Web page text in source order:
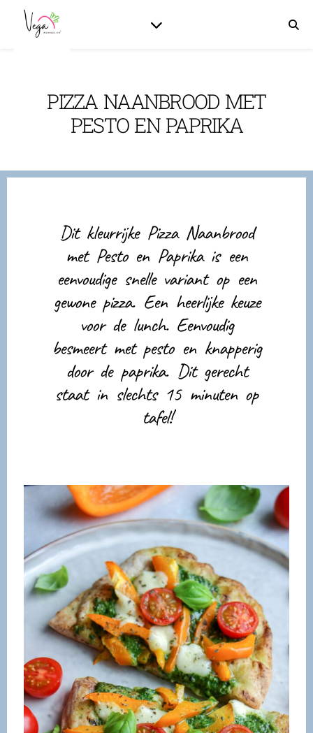
PIZZA NAANBROOD MET
PESTO EN PAPRIKA
Dit kleurrijke Pizza Naanbrood
met Pesto en Paprika is een
eenvoudige snelle variant op een
gewone pizza. Een heerlijke keuze
voor de lunch. Eenvoudig
besmeert met pesto en knapperig
door de paprika. Dit gerecht
staat in slechts 15 minuten op
tafel!